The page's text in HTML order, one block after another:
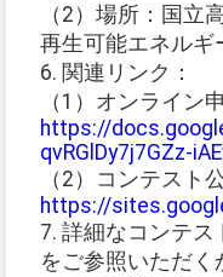
（2）場所：国立
再生可能エネルギ
6. 関連リンク：
（1）オンライン
https://
qvRGlDy7j7GZz-
（2）コンテスト
https://
7. 詳細なコンテ
をご参照いただく